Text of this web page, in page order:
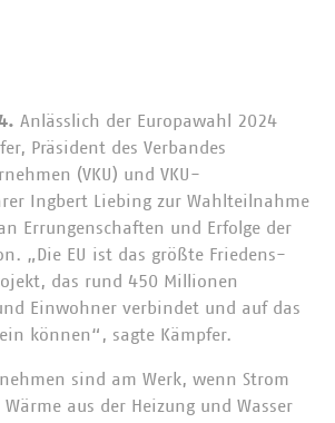
Anlässlich der Europawahl 2024
Präsident des Verbandes
(VKU) und VKU-
Ingbert Liebing zur Wahlteilnahme
Errungenschaften und Erfolge der
„Die EU ist das größte Friedens-
das rund 450 Millionen
Einwohner verbindet und auf das
können“, sagte Kämpfer.
sind am Werk, wenn Strom
Wärme aus der Heizung und Wasser